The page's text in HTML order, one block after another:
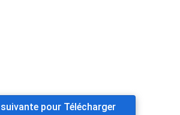
pour Télécharger